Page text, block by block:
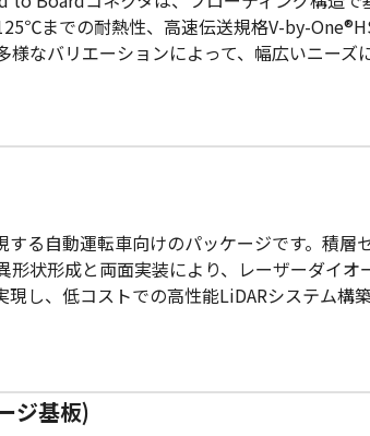
までの耐熱性、高速伝送規格V-by-
なバリエーションによって、幅広いニーズ
る自動運転車向けのパッケージです。積
状形成と両面実装により、レーザーダイ
し、低コストでの高性能LiDARシステム構築
ジ基板)